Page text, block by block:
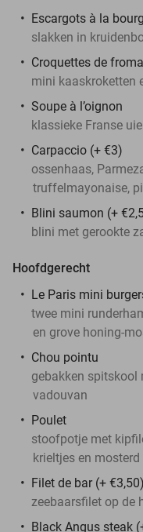
Escargots à la
slakken in
Croquettes de
mini kaaskroketten
Soupe à l’oignon
klassieke Franse
Carpaccio (+ €3)
ossenhaas,
truffelmayonaise,
Blini saumon (+
blini met gerookte
Hoofdgerecht
Le Paris mini
twee mini
en grove honing-
Chou pointu
gebakken spitskool
vadouvan
Poulet
stoofpotje met
krieltjes en
Filet de bar (+ €3,50)
zeebaarsfilet op de
Black Angus steak